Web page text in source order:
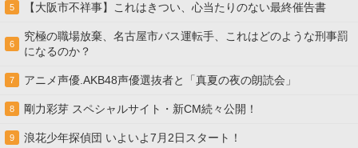
5 【大阪市不祥事】これはきつい、心当たりのない最終催告書
6
究極の職場放棄、名古屋市バス運転手、これはどのような刑事罰
になるのか？
7 アニメ声優.AKB48声優選抜者と「真夏の夜の朗読会」
8 剛力彩芽 スペシャルサイト・新CM続々公開！
9 浪花少年探偵団 いよいよ7月2日スタート！